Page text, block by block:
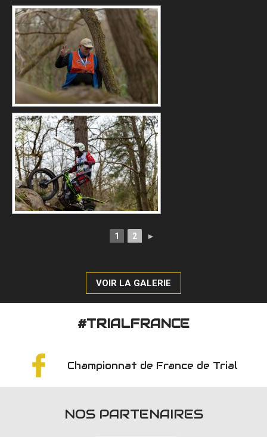
1 2 ►
VOIR LA GALERIE
#TRIALFRANCE
Championnat de France de Trial
NOS PARTENAIRES